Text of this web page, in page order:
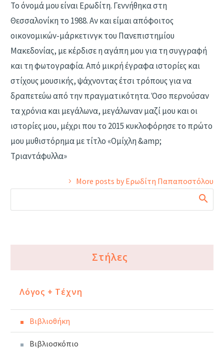
Το όνομά μου είναι Ερωδίτη. Γεννήθηκα στη
Θεσσαλονίκη το 1988. Αν και είμαι απόφοιτος
οικονομικών-μάρκετινγκ του Πανεπιστημίου
Μακεδονίας, με κέρδισε η αγάπη μου για τη συγγραφή
και τη φωτογραφία. Από μικρή έγραφα ιστορίες και
στίχους μουσικής, ψάχνοντας έτσι τρόπους για να
δραπετεύω από την πραγματικότητα. Όσο περνούσαν
τα χρόνια και μεγάλωνα, μεγάλωναν μαζί μου και οι
ιστορίες μου, μέχρι που το 2015 κυκλοφόρησε το πρώτο
μου μυθιστόρημα με τίτλο «Ομίχλη &amp;
Τριαντάφυλλα»
More posts by Ερωδίτη Παπαποστόλου
Στήλες
Λόγος + Τέχνη
Βιβλιοθήκη
Βιβλιοσκόπιο